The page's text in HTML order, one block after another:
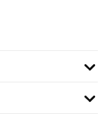
21/07/2025